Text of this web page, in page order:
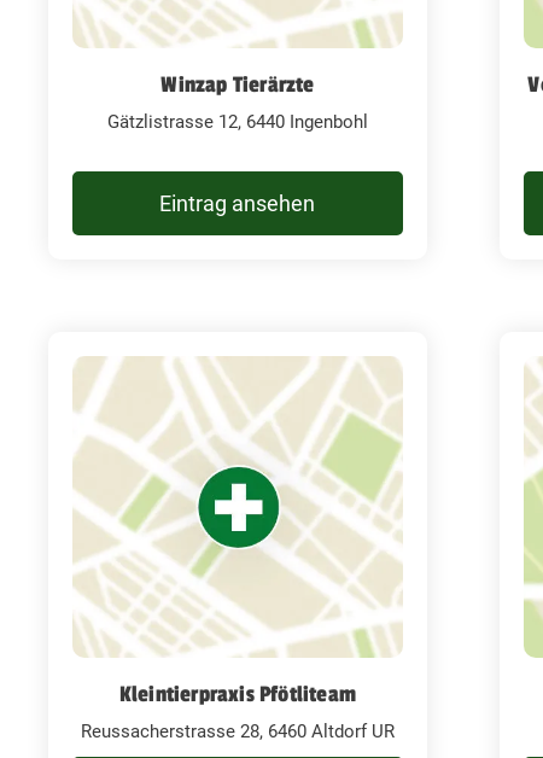
Winzap Tierärzte
Gätzlistrasse 12, 6440 Ingenbohl
Eintrag ansehen
Kleintierpraxis Pfötliteam
Reussacherstrasse 28, 6460 Altdorf UR